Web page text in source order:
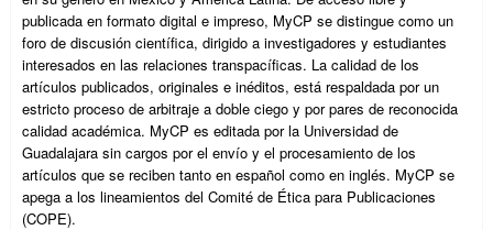
publicada en formato digital e impreso, MyCP se distingue como un
foro de discusión científica, dirigido a investigadores y estudiantes
interesados en las relaciones transpacíficas. La calidad de los
artículos publicados, originales e inéditos, está respaldada por un
estricto proceso de arbitraje a doble ciego y por pares de reconocida
calidad académica. MyCP es editada por la Universidad de
Guadalajara sin cargos por el envío y el procesamiento de los
artículos que se reciben tanto en español como en inglés. MyCP se
apega a los lineamientos del Comité de Ética para Publicaciones
(COPE).